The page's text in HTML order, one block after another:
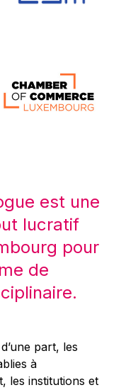
est une
lucratif
pour
de
part, les
à
les institutions et